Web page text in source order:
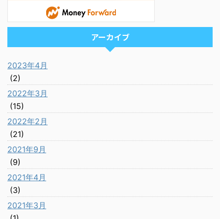
アーカイブ
2023年4月
(2)
2022年3月
(15)
2022年2月
(21)
2021年9月
(9)
2021年4月
(3)
2021年3月